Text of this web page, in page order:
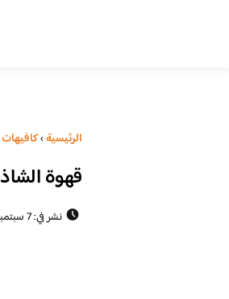
الرئيسية›
قهوة
نشر في: 7 سبتمبر، 2021